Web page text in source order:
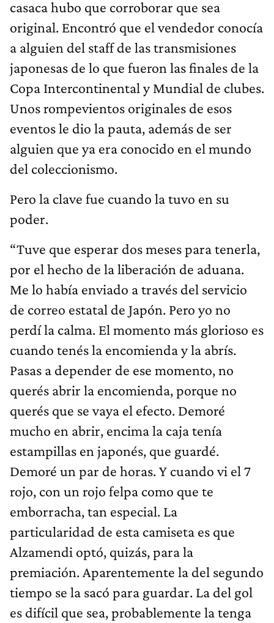
casaca hubo que corroborar que sea
original. Encontró que el vendedor conocía
a alguien del staff de las transmisiones
japonesas de lo que fueron las finales de la
Copa Intercontinental y Mundial de clubes.
Unos rompevientos originales de esos
eventos le dio la pauta, además de ser
alguien que ya era conocido en el mundo
del coleccionismo.
Pero la clave fue cuando la tuvo en su
poder.
“Tuve que esperar dos meses para tenerla,
por el hecho de la liberación de aduana.
Me lo había enviado a través del servicio
de correo estatal de Japón. Pero yo no
perdí la calma. El momento más glorioso es
cuando tenés la encomienda y la abrís.
Pasas a depender de ese momento, no
querés abrir la encomienda, porque no
querés que se vaya el efecto. Demoré
mucho en abrir, encima la caja tenía
estampillas en japonés, que guardé.
Demoré un par de horas. Y cuando vi el 7
rojo, con un rojo felpa como que te
emborracha, tan especial. La
particularidad de esta camiseta es que
Alzamendi optó, quizás, para la
premiación. Aparentemente la del segundo
tiempo se la sacó para guardar. La del gol
es difícil que sea, probablemente la tenga